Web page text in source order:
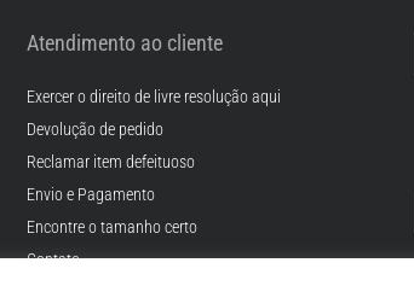
Atendimento ao cliente
Exercer o direito de livre resolução aqui
Devolução de pedido
Reclamar item defeituoso
Envio e Pagamento
Encontre o tamanho certo
Contato